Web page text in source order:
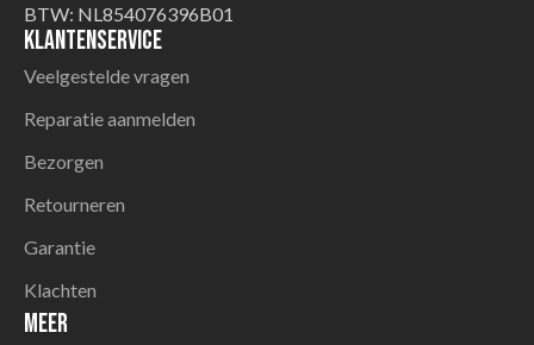
BTW: NL854076396B01
Klantenservice
Veelgestelde vragen
Reparatie aanmelden
Bezorgen
Retourneren
Garantie
Klachten
Meer